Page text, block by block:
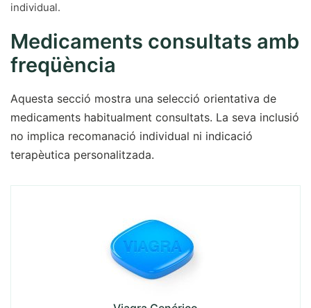
individual.
Medicaments consultats amb
freqüència
Aquesta secció mostra una selecció orientativa de
medicaments habitualment consultats. La seva inclusió
no implica recomanació individual ni indicació
terapèutica personalitzada.